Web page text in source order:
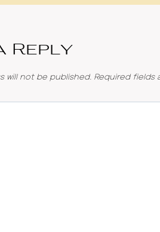
Reply
will not be published. Required fields